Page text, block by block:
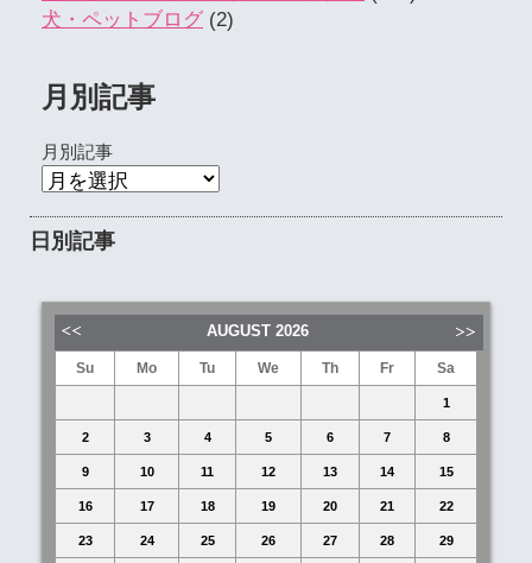
犬・ペットブログ (2)
月別記事
月別記事
日別記事
AUGUST 2026
Su Mo Tu We Th Fr Sa
1
2 3 4 5 6 7 8
9 10 11 12 13 14 15
16 17 18 19 20 21 22
23 24 25 26 27 28 29